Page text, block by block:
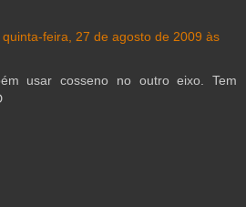
quinta-feira, 27 de agosto de 2009 às
usar cosseno no outro eixo. Tem